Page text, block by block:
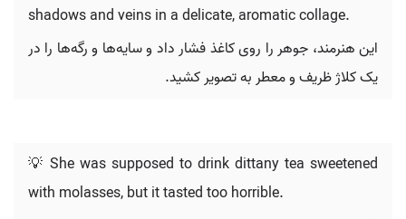
shadows and veins in a delicate, aromatic collage.
این هنرمند، جوهر را روی کاغذ فشار داد و سایه‌ها و رگه‌ها را در
یک کلاژ ظریف و معطر به تصویر کشید.
💡 She was supposed to drink dittany tea sweetened
with molasses, but it tasted too horrible.